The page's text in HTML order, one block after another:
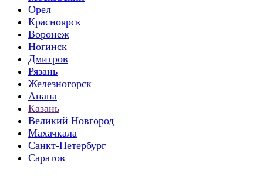
Орел
Красноярск
Воронеж
Ногинск
Дмитров
Рязань
Железногорск
Анапа
Казань
Великий Новгород
Махачкала
Санкт-Петербург
Саратов